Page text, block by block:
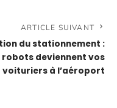
ARTICLE SUIVANT
du stationnement :
robots deviennent vos
voituriers à l’aéroport